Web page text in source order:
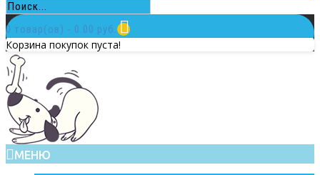
0 товар(ов) - 0.00 руб.
Корзина покупок пуста!
МЕНЮ